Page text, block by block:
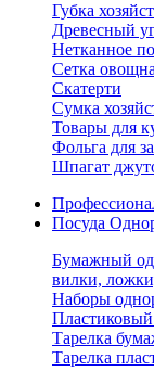
Губка
Древесный
Нетканное
Сетка
Скатерти
Сумка
Товары для
Фольга для
Шпагат
Посуда
Бумажный
вилки,
Наборы
Тарелка
Тарелка